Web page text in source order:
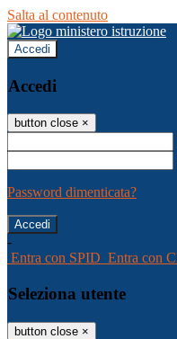
Salta al contenuto
Accedi
Accedi
button close ×
Password dimenticata?
-
Entra con SPID Entra con
Seleziona utente
button close ×